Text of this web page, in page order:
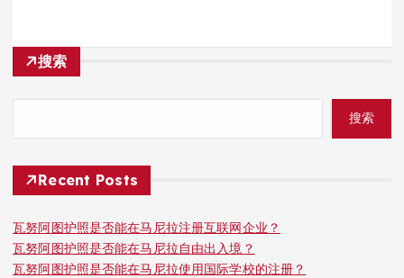
搜索
搜索
Recent Posts
瓦努阿图护照是否能在马尼拉注册互联网企业？
瓦努阿图护照是否能在马尼拉自由出入境？
瓦努阿图护照是否能在马尼拉使用国际学校的注册？